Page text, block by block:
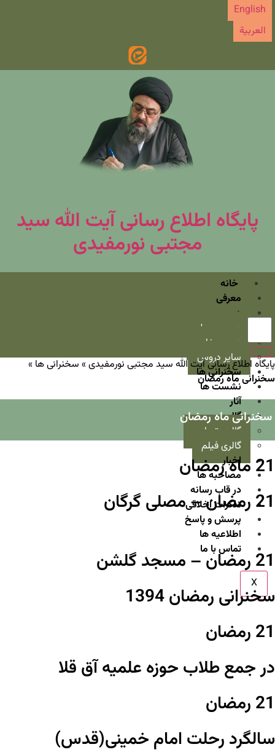
پرش
محتوا
English
العربیة
پایگاه اطلاع رسانی آیت الله سید
مجتبی نورمفیدی
خانه
معرفی
دروس
دروس سطح
دروس خارج
سایر دروس
سخنرانی ها
نشست ها
آثار
گالری
گالری تصاویر
گالری فیلم
اخبار
مصاحبه ها
در قاب رسانه
تذکرات اخلاقی
پرسش و پاسخ
اطلاعیه ها
تماس با ما
X
پایگاه اطلاع رسانی آیت الله سید مجتبی نورمفیدی » سخنرانی ها »
سخنرانی ماه رمضان
سخنرانی ماه رمضان
21 ماه رمضان
21 رمضان – مصلی گرگان
21 رمضان – مسجد گلشن
سخنرانی رمضان 1394
21 رمضان
در جمع طلاب حوزه علمیه آق قلا
21 رمضان
سالگرد رحلت امام خمینی(قدس)